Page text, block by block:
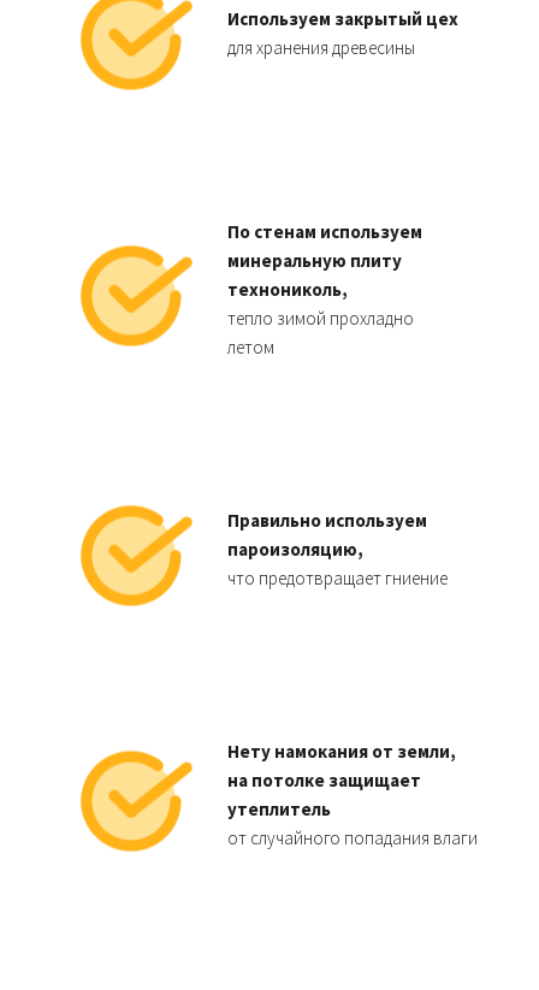
Используем закрытый цех
для хранения древесины
По стенам используем
минеральную плиту
технониколь,
тепло зимой прохладно
летом
Правильно используем
пароизоляцию,
что предотвращает гниение
Нету намокания от земли,
на потолке защищает
утеплитель
от случайного попадания влаги